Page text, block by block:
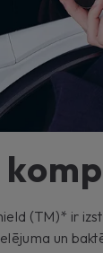
(TM)* ir
un